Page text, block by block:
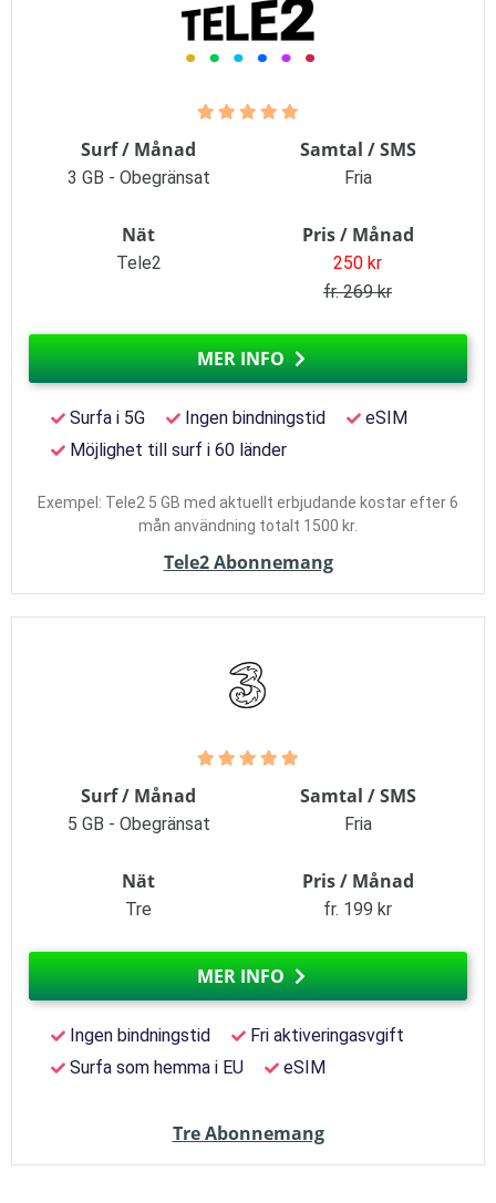
Surf / Månad
3 GB - Obegränsat
Samtal / SMS
Fria
Nät
Tele2
Pris / Månad
250 kr
fr. 269 kr
MER INFO
Surfa i 5G Ingen bindningstid
eSIM
Möjlighet till surf i 60 länder
Exempel: Tele2 5 GB med aktuellt erbjudande kostar efter 6
mån användning totalt 1500 kr.
Tele2 Abonnemang
Surf / Månad
5 GB - Obegränsat
Samtal / SMS
Fria
Nät
Tre
Pris / Månad
fr. 199 kr
MER INFO
Ingen bindningstid
Fri aktiveringasvgift
Surfa som hemma i EU
eSIM
Tre Abonnemang